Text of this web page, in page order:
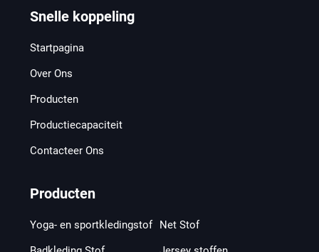
Snelle koppeling
Startpagina
Over Ons
Producten
Productiecapaciteit
Contacteer Ons
Producten
Yoga- en sportkledingstof
Net Stof